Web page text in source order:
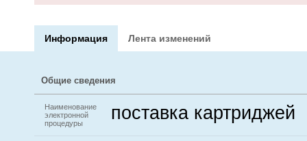
Информация Лента изменений
Общие сведения
Наименование
электронной
процедуры
поставка картриджей